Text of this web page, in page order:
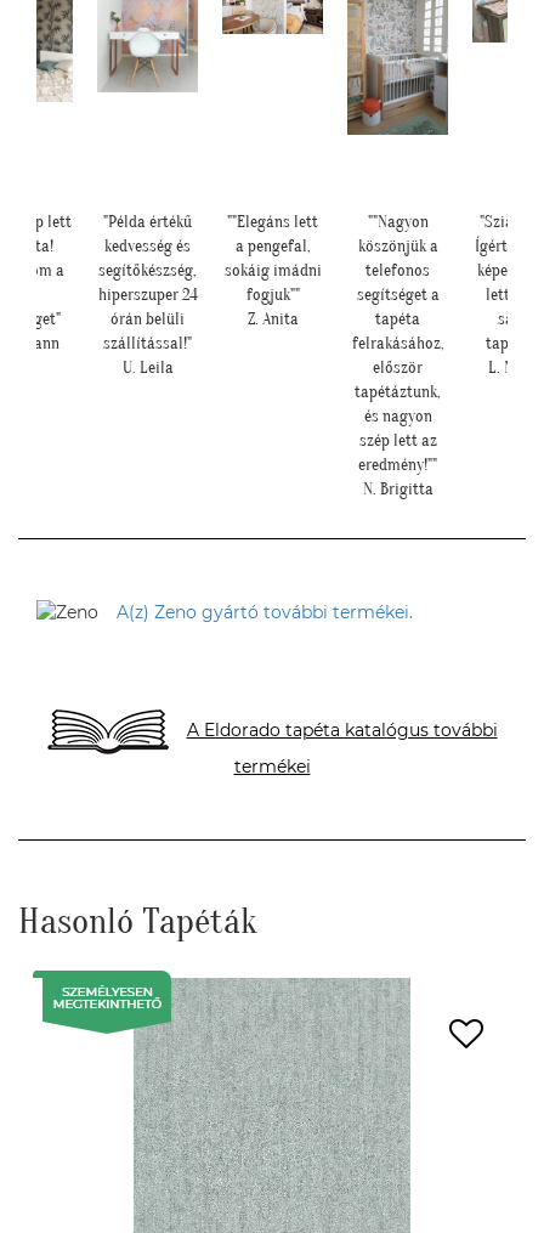
lett
tapéta!
a
Mariann
"Példa értékű
kedvesség és
segítőkészség,
hiperszuper 24
órán belüli
szállítással!"
U. Leila
""Elegáns lett
a pengefal,
sokáig imádni
fogjuk""
Z. Anita
""Nagyon
köszönjük a
telefonos
segítséget a
tapéta
felrakásához,
először
tapétáztunk,
és nagyon
szép lett az
eredmény!""
N. Brigitta
"Szia
Ígértem
képeket.
lett a
sarok
L.
A(z) Zeno gyártó további termékei.
A Eldorado tapéta katalógus további
termékei
Hasonló Tapéták